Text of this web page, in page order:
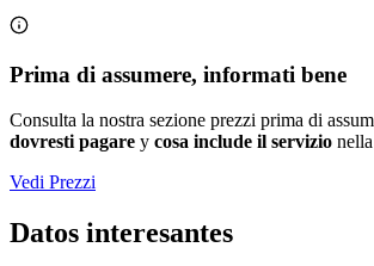
Prima di assumere, informati bene
Consulta la nostra sezione prezzi prima di
dovresti pagare y cosa include il servizio
Vedi Prezzi
Datos interesantes